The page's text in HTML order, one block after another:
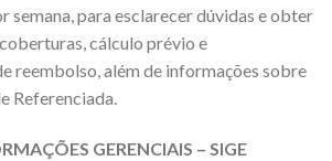
semana, para esclarecer dúvidas e obter
cálculo prévio e
reembolso, além de informações sobre
Referenciada.
GERENCIAIS – SIGE